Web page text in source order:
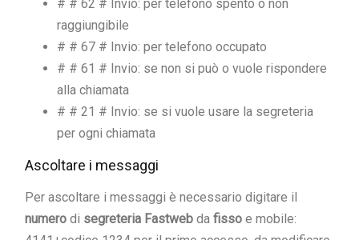
# # 62 # Invio: per telefono spento o non
raggiungibile
# # 67 # Invio: per telefono occupato
# # 61 # Invio: se non si può o vuole rispondere
alla chiamata
# # 21 # Invio: se si vuole usare la segreteria
per ogni chiamata
Ascoltare i messaggi
Per ascoltare i messaggi è necessario digitare il
numero di segreteria Fastweb da fisso e mobile: